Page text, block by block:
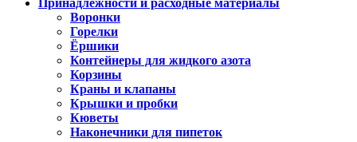
Принадлежности и расходные материалы
Воронки
Горелки
Ёршики
Контейнеры для жидкого азота
Корзины
Краны и клапаны
Крышки и пробки
Кюветы
Наконечники для пипеток